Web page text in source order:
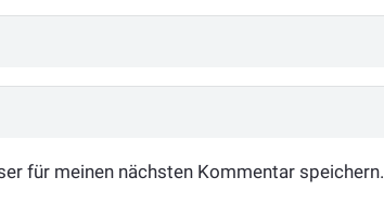
für meinen nächsten Kommentar speichern.